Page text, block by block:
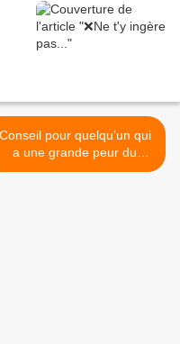
Conseil pour quelqu’un qui
a une grande peur du
châtiment d’Allah >